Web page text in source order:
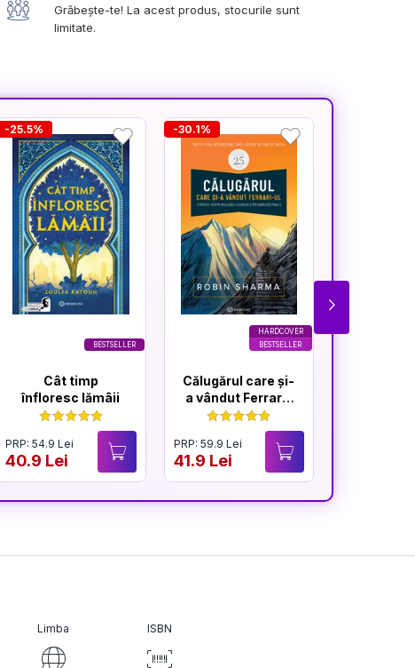
Grăbește-te! La acest produs, stocurile sunt
limitate.
BESTSELLER
-25.5%
Cât timp
înfloresc lămâii
PRP: 54.9 Lei
40.9 Lei
HARDCOVER
BESTSELLER
-30.1%
Călugărul care și-
a vândut Ferrari-
ul
PRP: 59.9 Lei
41.9 Lei
Limba ISBN